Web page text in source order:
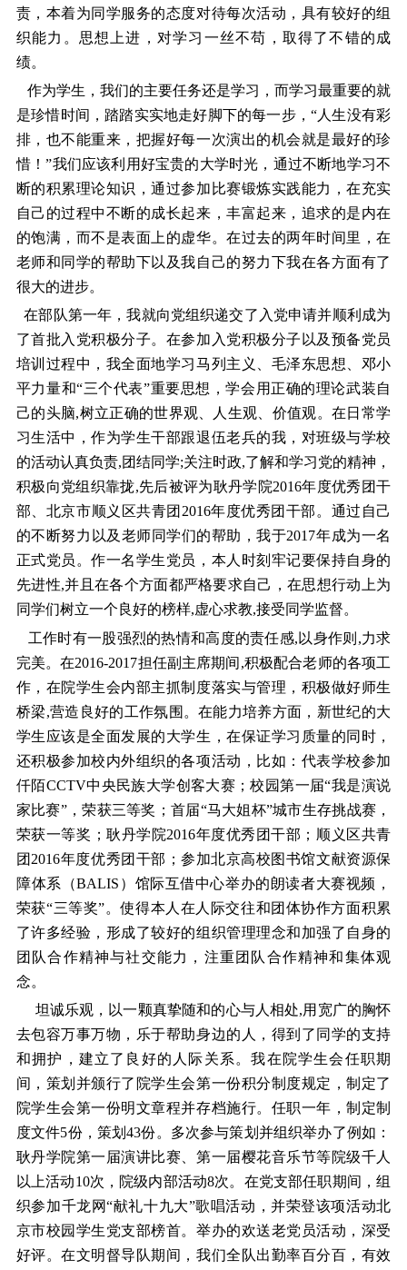
责，本着为同学服务的态度对待每次活动，具有较好的组
织能力。思想上进，对学习一丝不苟，取得了不错的成
绩。
作为学生，我们的主要任务还是学习，而学习最重要的就
是珍惜时间，踏踏实实地走好脚下的每一步，“人生没有彩
排，也不能重来，把握好每一次演出的机会就是最好的珍
惜！”我们应该利用好宝贵的大学时光，通过不断地学习不
断的积累理论知识，通过参加比赛锻炼实践能力，在充实
自己的过程中不断的成长起来，丰富起来，追求的是内在
的饱满，而不是表面上的虚华。在过去的两年时间里，在
老师和同学的帮助下以及我自己的努力下我在各方面有了
很大的进步。
在部队第一年，我就向党组织递交了入党申请并顺利成为
了首批入党积极分子。在参加入党积极分子以及预备党员
培训过程中，我全面地学习马列主义、毛泽东思想、邓小
平力量和“三个代表”重要思想，学会用正确的理论武装自
己的头脑,树立正确的世界观、人生观、价值观。在日常学
习生活中，作为学生干部跟退伍老兵的我，对班级与学校
的活动认真负责,团结同学;关注时政,了解和学习党的精神，
积极向党组织靠拢,先后被评为耿丹学院2016年度优秀团干
部、北京市顺义区共青团2016年度优秀团干部。通过自己
的不断努力以及老师同学们的帮助，我于2017年成为一名
正式党员。作一名学生党员，本人时刻牢记要保持自身的
先进性,并且在各个方面都严格要求自己，在思想行动上为
同学们树立一个良好的榜样,虚心求教,接受同学监督。
工作时有一股强烈的热情和高度的责任感,以身作则,力求
完美。在2016-2017担任副主席期间,积极配合老师的各项工
作，在院学生会内部主抓制度落实与管理，积极做好师生
桥梁,营造良好的工作氛围。在能力培养方面，新世纪的大
学生应该是全面发展的大学生，在保证学习质量的同时，
还积极参加校内外组织的各项活动，比如：代表学校参加
仟陌CCTV中央民族大学创客大赛；校园第一届“我是演说
家比赛”，荣获三等奖；首届“马大姐杯”城市生存挑战赛，
荣获一等奖；耿丹学院2016年度优秀团干部；顺义区共青
团2016年度优秀团干部；参加北京高校图书馆文献资源保
障体系（BALIS）馆际互借中心举办的朗读者大赛视频，
荣获“三等奖”。使得本人在人际交往和团体协作方面积累
了许多经验，形成了较好的组织管理理念和加强了自身的
团队合作精神与社交能力，注重团队合作精神和集体观
念。
坦诚乐观，以一颗真挚随和的心与人相处,用宽广的胸怀
去包容万事万物，乐于帮助身边的人，得到了同学的支持
和拥护，建立了良好的人际关系。我在院学生会任职期
间，策划并颁行了院学生会第一份积分制度规定，制定了
院学生会第一份明文章程并存档施行。任职一年，制定制
度文件5份，策划43份。多次参与策划并组织举办了例如：
耿丹学院第一届演讲比赛、第一届樱花音乐节等院级千人
以上活动10次，院级内部活动8次。在党支部任职期间，组
织参加千龙网“献礼十九大”歌唱活动，并荣登该项活动北
京市校园学生党支部榜首。举办的欢送老党员活动，深受
好评。在文明督导队期间，我们全队出勤率百分百，有效